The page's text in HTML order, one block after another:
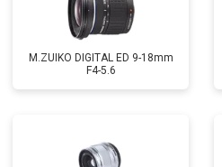
M.ZUIKO DIGITAL ED 9-18mm
F4-5.6